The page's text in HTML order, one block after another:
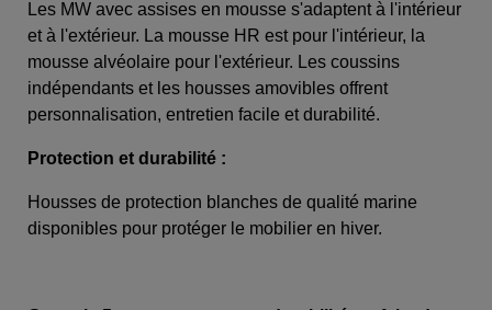
Les MW avec assises en mousse s'adaptent à l'intérieur
et à l'extérieur. La mousse HR est pour l'intérieur, la
mousse alvéolaire pour l'extérieur. Les coussins
indépendants et les housses amovibles offrent
personnalisation, entretien facile et durabilité.
Protection et durabilité :
Housses de protection blanches de qualité marine
disponibles pour protéger le mobilier en hiver.